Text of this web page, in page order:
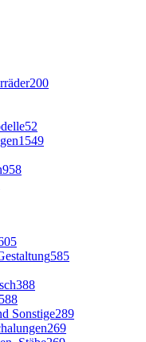
200
52
1549
958
585
388
Sonstige289
269